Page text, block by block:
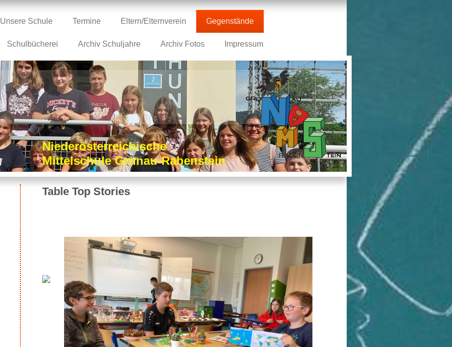
Unsere Schule Termine Eltern/Elternverein Gegenstände
Schulbücherei Archiv Schuljahre Archiv Fotos Impressum
Niederösterreichische
Mittelschule Grünau-Rabenstein
Table Top Stories